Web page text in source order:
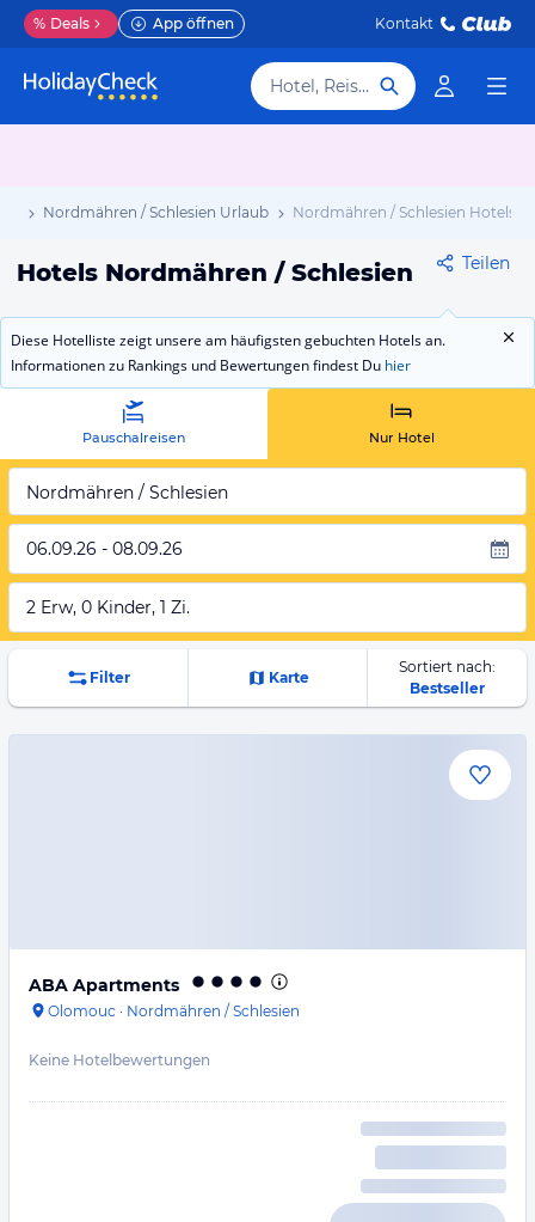
% Deals App öffnen Kontakt
Hotel, Reiseziel
Nordmähren / Schlesien Urlaub Nordmähren / Schlesien Hotels
Hotels Nordmähren / Schlesien Teilen
Diese Hotelliste zeigt unsere am häufigsten gebuchten Hotels an.
Informationen zu Rankings und Bewertungen findest Du hier
Pauschalreisen Nur Hotel
Nordmähren / Schlesien
06.09.26 - 08.09.26
2 Erw, 0 Kinder, 1 Zi.
Filter Karte
Sortiert nach:
Bestseller
ABA Apartments
Olomouc · Nordmähren / Schlesien
Keine Hotelbewertungen